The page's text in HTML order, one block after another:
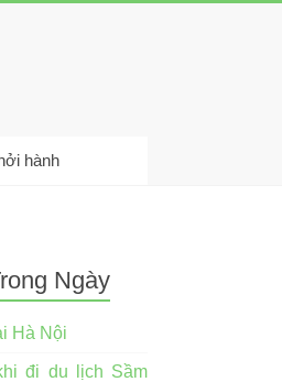
hành
Ngày
Hà Nội
đi du lịch Sầm